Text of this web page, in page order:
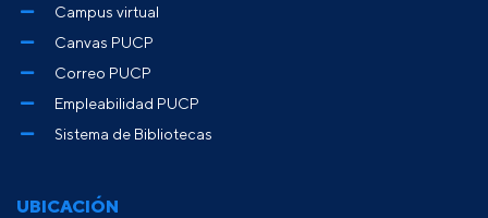
UBICACIÓN
Campus virtual
Canvas PUCP
Correo PUCP
Empleabilidad PUCP
Sistema de Bibliotecas